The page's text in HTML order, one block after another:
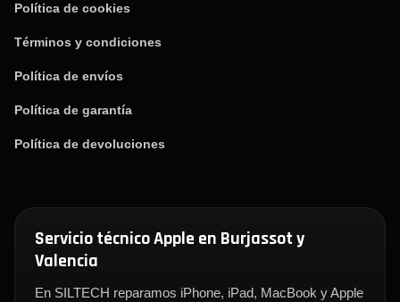
Política de cookies
Términos y condiciones
Política de envíos
Política de garantía
Política de devoluciones
Servicio técnico Apple en Burjassot y
Valencia
En SILTECH reparamos iPhone, iPad, MacBook y Apple